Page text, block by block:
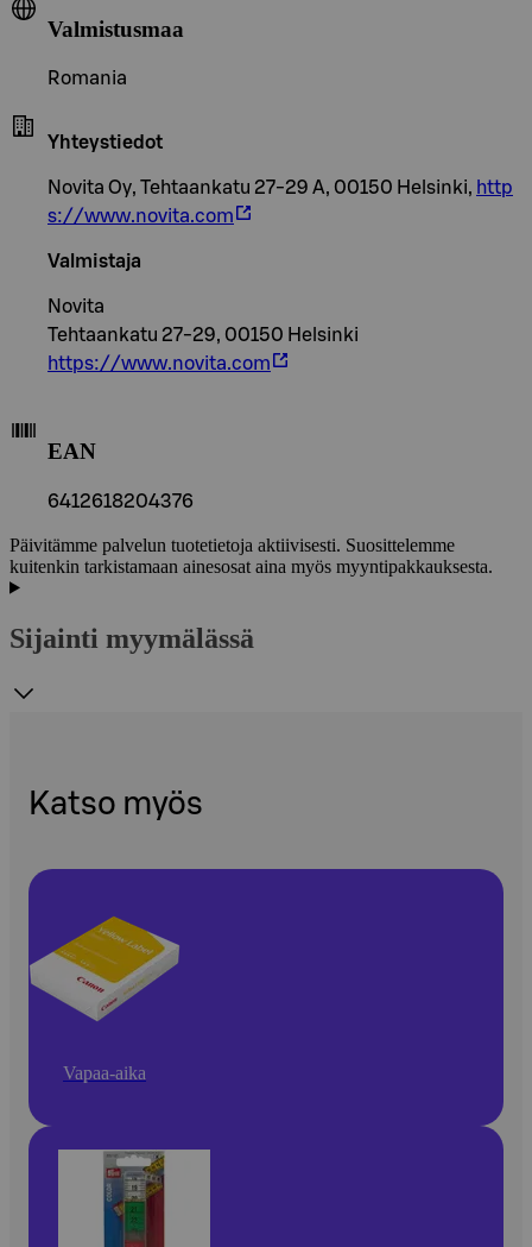
Valmistusmaa
Romania
Yhteystiedot
Novita Oy, Tehtaankatu 27-29 A, 00150 Helsinki, http
s://www.novita.com
Valmistaja
Novita
Tehtaankatu 27-29, 00150 Helsinki
https://www.novita.com
EAN
6412618204376
Päivitämme palvelun tuotetietoja aktiivisesti. Suosittelemme
kuitenkin tarkistamaan ainesosat aina myös myyntipakkauksesta.
Sijainti myymälässä
Katso myös
Vapaa-aika